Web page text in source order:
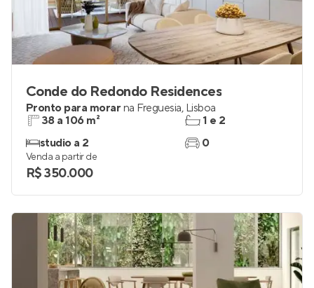
Conde do Redondo Residences
Pronto para morar na Freguesia, Lisboa
38 a 106 m²
studio a 2
1 e 2
0
Venda a partir de
R$ 350.000